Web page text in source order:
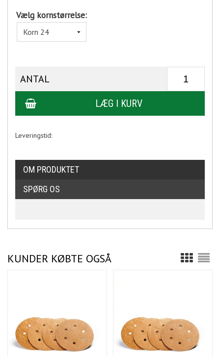
Vælg kornstørrelse:
ANTAL
Leveringstid:
OM PRODUKTET
SPØRG OS
KUNDER KØBTE OGSÅ